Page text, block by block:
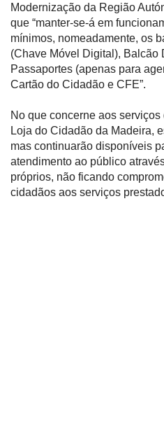
Modernização da Região
que “manter-se-á em
mínimos, nomeadamente, os
(Chave Móvel Digital), Balcão
Passaportes (apenas para
Cartão do Cidadão e CFE”.
No que concerne aos
Loja do Cidadão da Madeira,
mas continuarão disponíveis
atendimento ao público
próprios, não ficando
cidadãos aos serviços